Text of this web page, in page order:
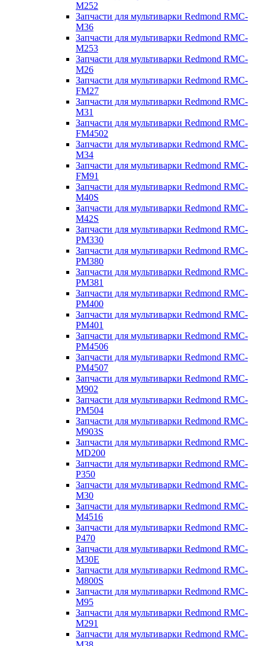
M252
Запчасти для мультиварки Redmond RMC-
M36
Запчасти для мультиварки Redmond RMC-
M253
Запчасти для мультиварки Redmond RMC-
M26
Запчасти для мультиварки Redmond RMC-
FM27
Запчасти для мультиварки Redmond RMC-
M31
Запчасти для мультиварки Redmond RMC-
FM4502
Запчасти для мультиварки Redmond RMC-
M34
Запчасти для мультиварки Redmond RMC-
FM91
Запчасти для мультиварки Redmond RMC-
M40S
Запчасти для мультиварки Redmond RMC-
M42S
Запчасти для мультиварки Redmond RMC-
PM330
Запчасти для мультиварки Redmond RMC-
PM380
Запчасти для мультиварки Redmond RMC-
PM381
Запчасти для мультиварки Redmond RMC-
PM400
Запчасти для мультиварки Redmond RMC-
PM401
Запчасти для мультиварки Redmond RMC-
PM4506
Запчасти для мультиварки Redmond RMC-
PM4507
Запчасти для мультиварки Redmond RMC-
M902
Запчасти для мультиварки Redmond RMC-
PM504
Запчасти для мультиварки Redmond RMC-
M903S
Запчасти для мультиварки Redmond RMC-
MD200
Запчасти для мультиварки Redmond RMC-
P350
Запчасти для мультиварки Redmond RMC-
M30
Запчасти для мультиварки Redmond RMC-
M4516
Запчасти для мультиварки Redmond RMC-
P470
Запчасти для мультиварки Redmond RMC-
M30E
Запчасти для мультиварки Redmond RMC-
M800S
Запчасти для мультиварки Redmond RMC-
M95
Запчасти для мультиварки Redmond RMC-
M291
Запчасти для мультиварки Redmond RMC-